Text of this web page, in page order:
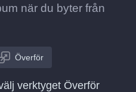
när du byter från
Överför
verktyget Överför